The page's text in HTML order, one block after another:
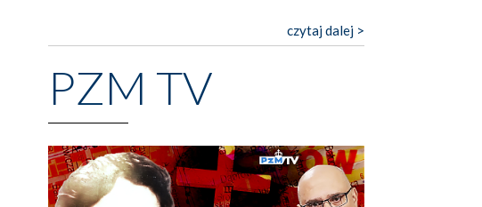
czytaj dalej >
PZM TV